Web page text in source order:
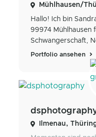
Mühlhausen/
Hallo! Ich bin
99974 Mühlhausen
Schwangerschaft,
Portfolio ansehen
Ilmenau,